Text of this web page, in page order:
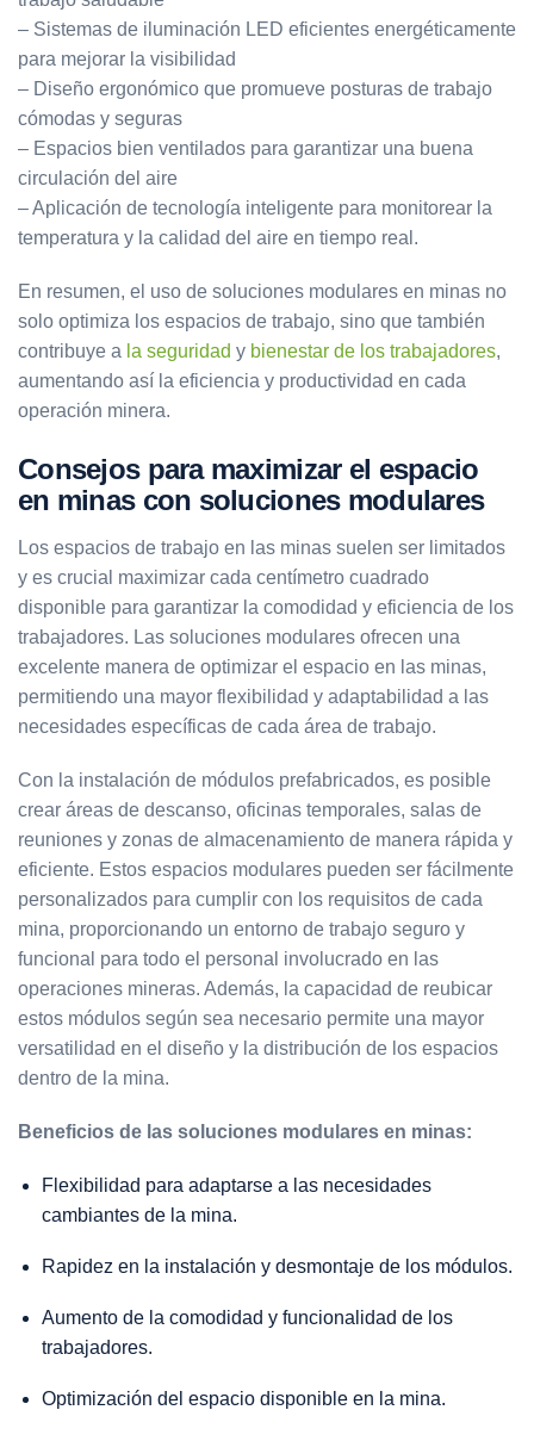
– Sistemas de iluminación LED eficientes energéticamente
para mejorar la visibilidad
– Diseño ergonómico que promueve posturas de trabajo
cómodas y seguras
– Espacios bien ventilados para garantizar una buena
circulación del aire
– Aplicación de tecnología inteligente para monitorear la
temperatura y la calidad del aire en tiempo real.
En resumen, el uso de soluciones modulares en minas no
solo optimiza los espacios de trabajo, sino que también
contribuye a la seguridad y bienestar de los trabajadores,
aumentando así la eficiencia y productividad en cada
operación minera.
Consejos para maximizar el espacio
en minas con soluciones modulares
Los espacios de trabajo en las minas suelen ser limitados
y es crucial maximizar cada centímetro cuadrado
disponible para garantizar la comodidad y eficiencia de los
trabajadores. Las soluciones modulares ofrecen una
excelente manera de optimizar el espacio en las minas,
permitiendo una mayor flexibilidad y adaptabilidad a las
necesidades específicas de cada área de trabajo.
Con la instalación de módulos prefabricados, es posible
crear áreas de descanso, oficinas temporales, salas de
reuniones y zonas de almacenamiento de manera rápida y
eficiente. Estos espacios modulares pueden ser fácilmente
personalizados para cumplir con los requisitos de cada
mina, proporcionando un entorno de trabajo seguro y
funcional para todo el personal involucrado en las
operaciones mineras. Además, la capacidad de reubicar
estos módulos según sea necesario permite una mayor
versatilidad en el diseño y la distribución de los espacios
dentro de la mina.
Beneficios de las soluciones modulares en minas:
Flexibilidad para adaptarse a las necesidades
cambiantes de la mina.
Rapidez en la instalación y desmontaje de los módulos.
Aumento de la comodidad y funcionalidad de los
trabajadores.
Optimización del espacio disponible en la mina.